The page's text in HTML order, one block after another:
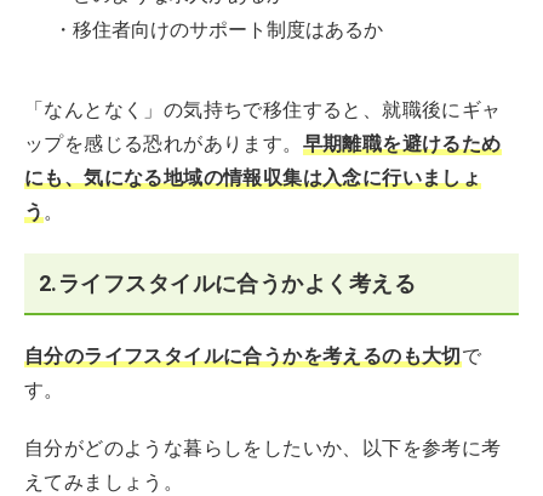
・移住者向けのサポート制度はあるか
「なんとなく」の気持ちで移住すると、就職後にギャ
ップを感じる恐れがあります。 早期離職を避けるため
にも、気になる地域の情報収集は入念に行いましょ
う。
2.ライフスタイルに合うかよく考える
自分のライフスタイルに合うかを考えるのも大切で
す。
自分がどのような暮らしをしたいか、以下を参考に考
えてみましょう。